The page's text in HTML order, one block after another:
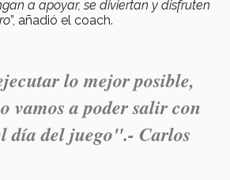
a apoyar, se diviertan y disfruten
”, añadió el coach.
lo mejor posible,
vamos a poder salir con
día del juego".- Carlos